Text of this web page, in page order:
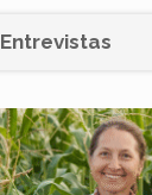
Entrevistas